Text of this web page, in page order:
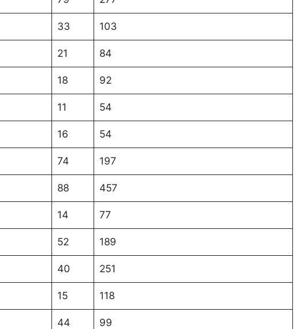
33 103
21 84
18 92
11 54
16 54
74 197
88 457
14 77
52 189
40 251
15 118
44 99